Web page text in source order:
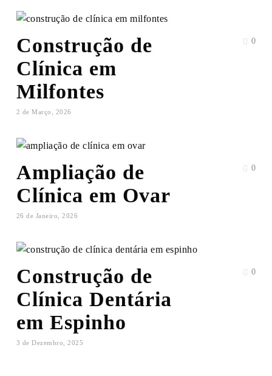
Construção de
Clínica em
Milfontes
2 de Março, 2026
0
Ampliação de
Clínica em Ovar
26 de Janeiro, 2026
0
Construção de
Clínica Dentária
em Espinho
3 de Dezembro, 2025
0